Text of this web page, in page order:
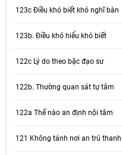
123c Điều khó biết khó nghĩ bàn
123b. Điều khó hiểu khó biết
122c Lý do theo bậc đạo sư
122b. Thường quan sát tự tâm
122a Thế nào an định nội tâm
121 Không tánh nơi an trú